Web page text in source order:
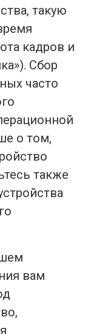
такую
кадров и
Сбор
часто
о том,
также
вам